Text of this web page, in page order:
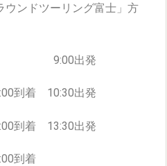
ンドツーリング富士」方
出発
到着 10:30出発
着 13:30出発
到着